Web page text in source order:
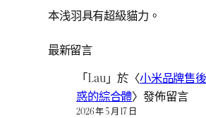
本浅羽具有超級貓力。
最新留言
「Lau」於〈小米品牌售
惑的綜合體〉發佈留言
2026 年 5 月 17 日